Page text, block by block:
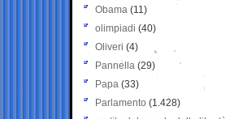
Obama (11)
olimpiadi (40)
Oliveri (4)
Pannella (29)
Papa (33)
Parlamento (1.428)